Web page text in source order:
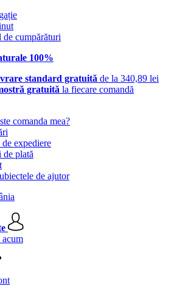
de cumpărături
100%
standard gratuită de la 340,89 lei
gratuită la fiecare comandă
comanda mea?
expediere
plată
de ajutor